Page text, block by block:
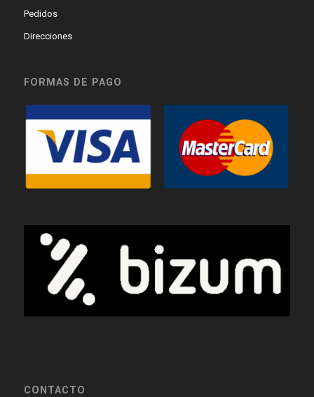
Pedidos
Direcciones
FORMAS DE PAGO
CONTACTO